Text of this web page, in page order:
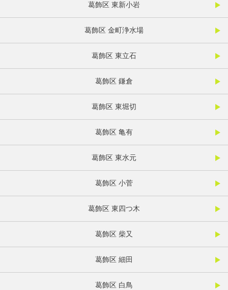
葛飾区 東新小岩
葛飾区 金町浄水場
葛飾区 東立石
葛飾区 鎌倉
葛飾区 東堀切
葛飾区 亀有
葛飾区 東水元
葛飾区 小菅
葛飾区 東四つ木
葛飾区 柴又
葛飾区 細田
葛飾区 白鳥